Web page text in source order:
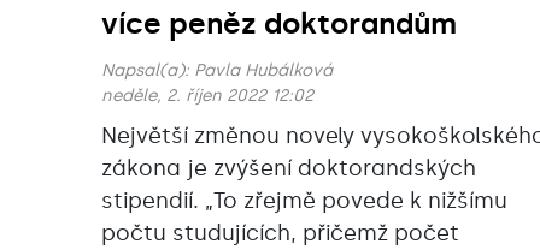
více peněz doktorandům
Napsal(a): Pavla Hubálková
neděle, 2. říjen 2022 12:02
Největší změnou novely
zákona je zvýšení doktorandských
stipendií. „To zřejmě povede k nižšímu
počtu studujících, přičemž počet